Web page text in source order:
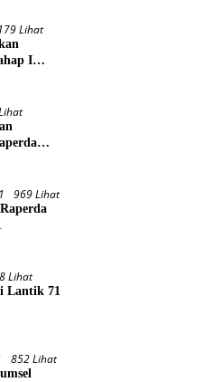
Lihat
I
969 Lihat
Lihat
Lantik 71
852 Lihat